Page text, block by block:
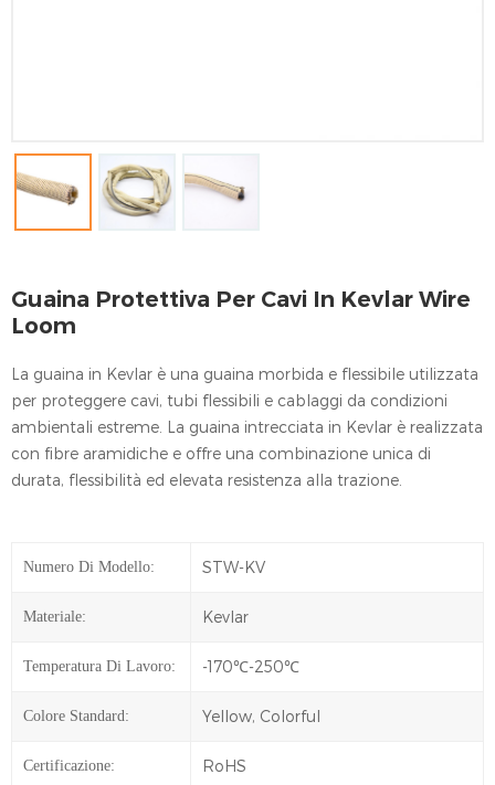
Guaina Protettiva Per Cavi In Kevlar Wire
Loom
La guaina in Kevlar è una guaina morbida e flessibile utilizzata
per proteggere cavi, tubi flessibili e cablaggi da condizioni
ambientali estreme. La guaina intrecciata in Kevlar è realizzata
con fibre aramidiche e offre una combinazione unica di
durata, flessibilità ed elevata resistenza alla trazione.
Numero Di Modello: STW-KV
Materiale: Kevlar
Temperatura Di Lavoro: -170℃-250℃
Colore Standard: Yellow, Colorful
Certificazione: RoHS